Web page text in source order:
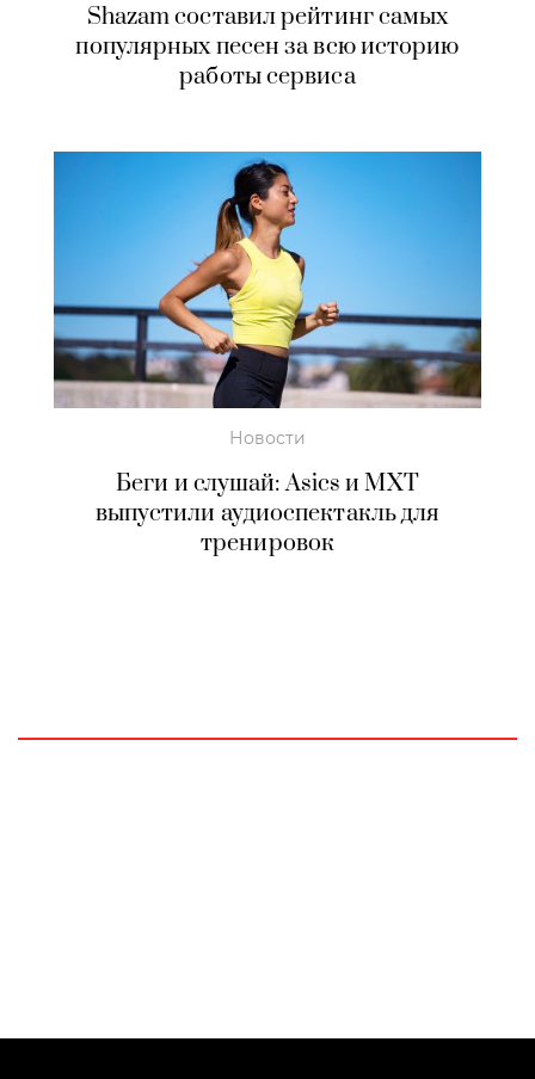
Shazam составил рейтинг самых
популярных песен за всю историю
работы сервиса
Новости
Беги и слушай: Asics и МХТ
выпустили аудиоспектакль для
тренировок